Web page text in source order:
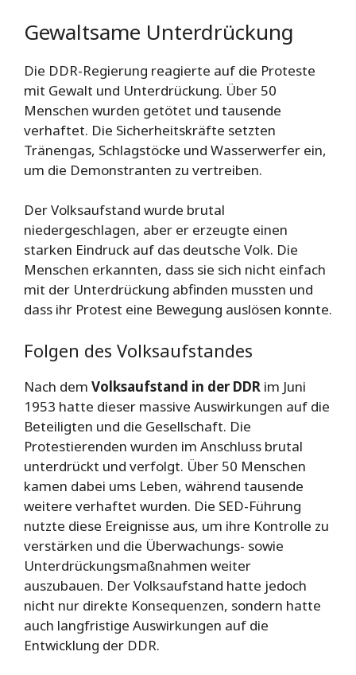
Gewaltsame Unterdrückung
Die DDR-Regierung reagierte auf die Proteste
mit Gewalt und Unterdrückung. Über 50
Menschen wurden getötet und tausende
verhaftet. Die Sicherheitskräfte setzten
Tränengas, Schlagstöcke und Wasserwerfer ein,
um die Demonstranten zu vertreiben.
Der Volksaufstand wurde brutal
niedergeschlagen, aber er erzeugte einen
starken Eindruck auf das deutsche Volk. Die
Menschen erkannten, dass sie sich nicht einfach
mit der Unterdrückung abfinden mussten und
dass ihr Protest eine Bewegung auslösen konnte.
Folgen des Volksaufstandes
Nach dem Volksaufstand in der DDR im Juni
1953 hatte dieser massive Auswirkungen auf die
Beteiligten und die Gesellschaft. Die
Protestierenden wurden im Anschluss brutal
unterdrückt und verfolgt. Über 50 Menschen
kamen dabei ums Leben, während tausende
weitere verhaftet wurden. Die SED-Führung
nutzte diese Ereignisse aus, um ihre Kontrolle zu
verstärken und die Überwachungs- sowie
Unterdrückungsmaßnahmen weiter
auszubauen. Der Volksaufstand hatte jedoch
nicht nur direkte Konsequenzen, sondern hatte
auch langfristige Auswirkungen auf die
Entwicklung der DDR.